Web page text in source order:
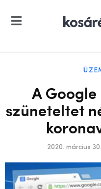
A
szüneteltet
2020. március 30.